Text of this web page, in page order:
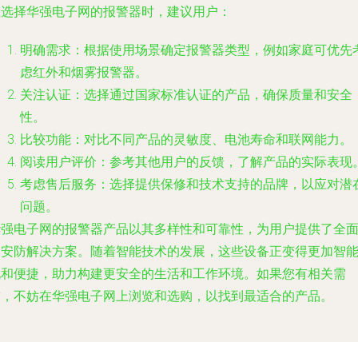
择华强电子网的报警器时，建议用户：
明确需求：根据使用场景确定报警器类型，例如家庭可优先
虑红外和烟雾报警器。
关注认证：选择通过国家标准认证的产品，确保质量和安全
性。
比较功能：对比不同产品的灵敏度、电池寿命和联网能力。
阅读用户评价：参考其他用户的反馈，了解产品的实际表现
考虑售后服务：选择提供保修和技术支持的品牌，以应对潜
问题。
电子网的报警器产品以其多样性和可靠性，为用户提供了全面
防解决方案。随着智能技术的发展，这些设备正变得更加智能
便捷，助力构建更安全的生活和工作环境。如果您有相关需
不妨在华强电子网上浏览和选购，以找到最适合的产品。